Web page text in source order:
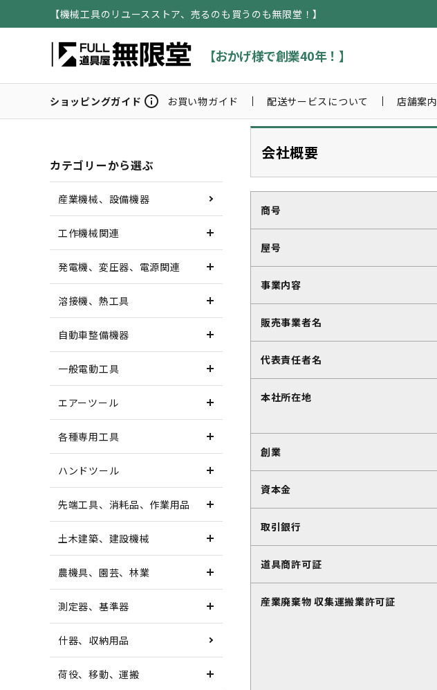
【機械工具のリユースストア、売るのも買うのも無限堂！】
【おかげ様で創業40年！】
ショッピングガイド info お買い物ガイド 配送サービスについて 店舗案内
カテゴリーから選ぶ
産業機械、設備機器
工作機械関連
発電機、変圧器、電源関連
溶接機、熱工具
自動車整備機器
一般電動工具
エアーツール
各種専用工具
ハンドツール
先端工具、消耗品、作業用品
土木建築、建設機械
農機具、園芸、林業
測定器、基準器
什器、収納用品
荷役、移動、運搬
会社概要
商号
屋号
事業内容
販売事業者名
代表責任者名
本社所在地
創業
資本金
取引銀行
道具商許可証
産業廃棄物 収集運搬業許可証